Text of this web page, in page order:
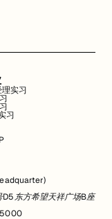
实习
习
东方希望天祥广场B座
5000